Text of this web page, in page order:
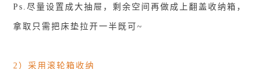
Ps.尽量设置成大抽屉，剩余空间再做成上翻盖收纳箱，
拿取只需把床垫拉开一半既可~
2）采用滚轮箱收纳